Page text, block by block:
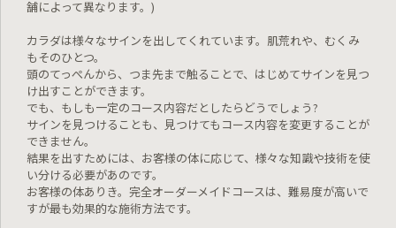
舗によって異なります。)
カラダは様々なサインを出してくれています。肌荒れや、むくみ
もそのひとつ。
頭のてっぺんから、つま先まで触ることで、はじめてサインを見つ
け出すことができます。
でも、もしも一定のコース内容だとしたらどうでしょう?
サインを見つけることも、見つけてもコース内容を変更することが
できません。
結果を出すためには、お客様の体に応じて、様々な知識や技術を使
い分ける必要があのです。
お客様の体ありき。完全オーダーメイドコースは、難易度が高いで
すが最も効果的な施術方法です。